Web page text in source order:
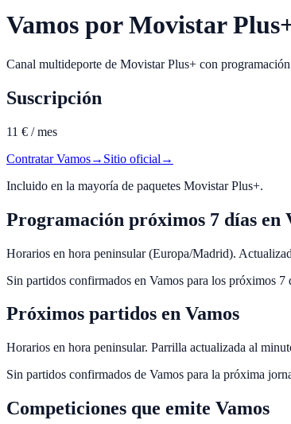
Vamos por Movistar
Canal multideporte de Movistar Plus+ con
Suscripción
11 € / mes
ContratarVamos→ Sitio oficial →
Incluido en la mayoría de paquetes Movistar Plus+.
Programación próximos 7 días en
Horarios en hora peninsular (Europa/Madrid).
Sin partidos confirmados en Vamos para los próximos 7
Próximos partidos en Vamos
Horarios en hora peninsular. Parrilla actualizada al
Sin partidos confirmados de Vamos para la próxima
Competiciones que emite Vamos